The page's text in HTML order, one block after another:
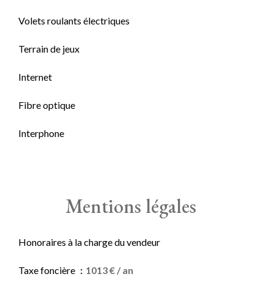
Volets roulants électriques
Terrain de jeux
Internet
Fibre optique
Interphone
Mentions légales
Honoraires à la charge du vendeur
Taxe foncière 1013 € / an